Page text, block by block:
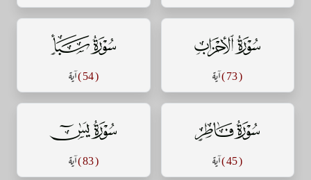
سورة الأحزاب
( 73 ) آية
سورة سبأ
( 54 ) آية
سورة فاطر
( 45 ) آية
سورة يس
( 83 ) آية